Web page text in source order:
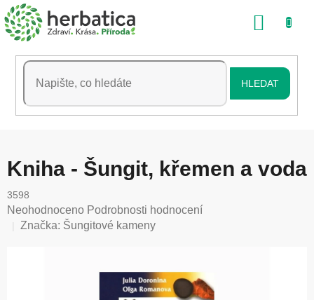
Přejít
na
obsah
HLEDAT
Kniha - Šungit, křemen a voda
3598
Průměrné
hodnocení
Neohodnoceno Podrobnosti hodnocení
Značka: Šungitové kameny